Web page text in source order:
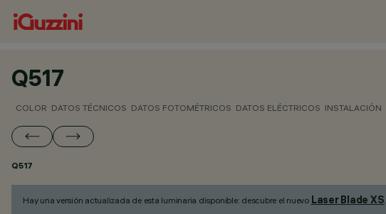
Q517
COLOR DATOS TÉCNICOS DATOS FOTOMÉTRICOS DATOS ELÉCTRICOS INSTALACIÓN
Q517
Hay una versión actualizada de esta luminaria disponible: descubre el nuevo Laser Blade XS.